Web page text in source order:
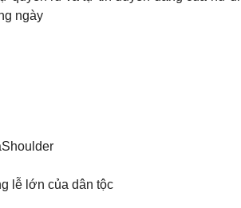
ngày
lễ lớn của dân tộc